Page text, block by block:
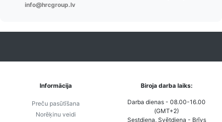
info@hrcgroup.lv
Informācija
Preču pasūtīšana
Norēķinu veidi
Biroja darba laiks:
Darba dienas - 08.00-16.00
(GMT+2)
Sestdiena, Svētdiena - Brīvs